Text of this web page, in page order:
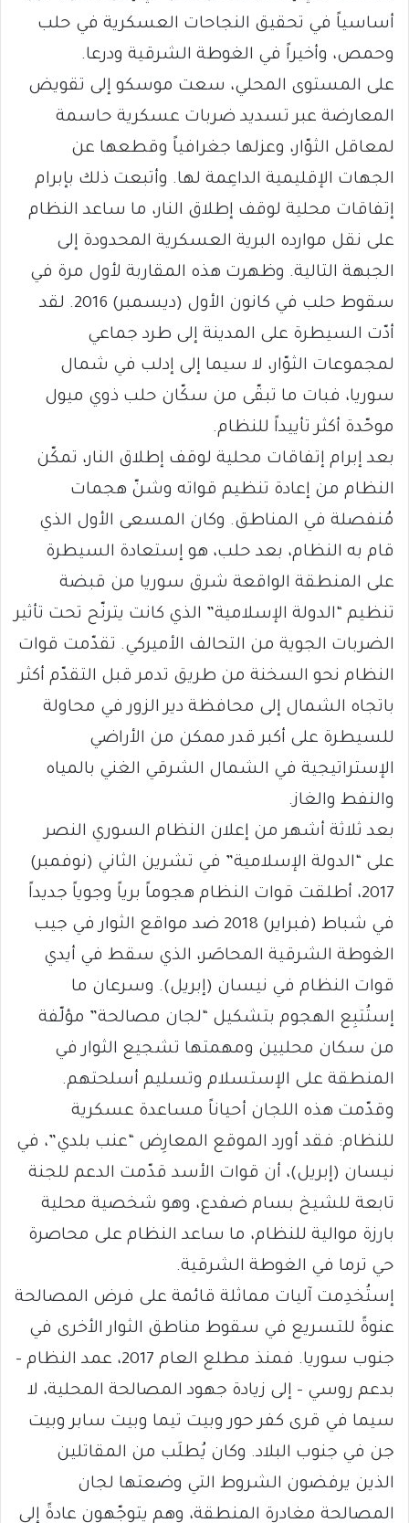
أساسياً في تحقيق النجاحات العسكرية في حلب
وحمص، وأخيراً في الغوطة الشرقية ودرعا.
على المستوى المحلي، سعت موسكو إلى تقويض
المعارضة عبر تسديد ضربات عسكرية حاسمة
لمعاقل الثوّار، وعزلها جغرافياً وقطعها عن
الجهات الإقليمية الداعِمة لها. وأتبعت ذلك بإبرام
إتفاقات محلية لوقف إطلاق النار، ما ساعد النظام
على نقل موارده البرية العسكرية المحدودة إلى
الجبهة التالية. وظهرت هذه المقاربة لأول مرة في
سقوط حلب في كانون الأول (ديسمبر) 2016. لقد
أدّت السيطرة على المدينة إلى طرد جماعي
لمجموعات الثوّار، لا سيما إلى إدلب في شمال
سوريا، فبات ما تبقّى من سكّان حلب ذوي ميول
موحّدة أكثر تأييداً للنظام.
بعد إبرام إتفاقات محلية لوقف إطلاق النار، تمكّن
النظام من إعادة تنظيم قواته وشنّ هجمات
مُنفصلة في المناطق. وكان المسعى الأول الذي
قام به النظام، بعد حلب، هو إستعادة السيطرة
على المنطقة الواقعة شرق سوريا من قبضة
تنظيم “الدولة الإسلامية” الذي كانت يترنّح تحت تأثير
الضربات الجوية من التحالف الأميركي. تقدّمت قوات
النظام نحو السخنة من طريق تدمر قبل التقدّم أكثر
باتجاه الشمال إلى محافظة دير الزور في محاولة
للسيطرة على أكبر قدر ممكن من الأراضي
الإستراتيجية في الشمال الشرقي الغني بالمياه
والنفط والغاز.
بعد ثلاثة أشهر من إعلان النظام السوري النصر
على “الدولة الإسلامية” في تشرين الثاني (نوفمبر)
2017، أطلقت قوات النظام هجوماً برياً وجوياً جديداً
في شباط (فبراير) 2018 ضد مواقع الثوار في جيب
الغوطة الشرقية المحاصَر، الذي سقط في أيدي
قوات النظام في نيسان (إبريل). وسرعان ما
إستُتبِع الهجوم بتشكيل “لجان مصالحة” مؤلّفة
من سكان محليين ومهمتها تشجيع الثوار في
المنطقة على الإستسلام وتسليم أسلحتهم.
وقدّمت هذه اللجان أحياناً مساعدة عسكرية
للنظام: فقد أورد الموقع المعارِض “عنب بلدي”، في
نيسان (إبريل)، أن قوات الأسد قدّمت الدعم للجنة
تابعة للشيخ بسام ضفدع، وهو شخصية محلية
بارزة موالية للنظام، ما ساعد النظام على محاصرة
حي ترما في الغوطة الشرقية.
إستُخدِمت آليات مماثلة قائمة على فرض المصالحة
عنوةً للتسريع في سقوط مناطق الثوار الأخرى في
جنوب سوريا. فمنذ مطلع العام 2017، عمد النظام –
بدعم روسي – إلى زيادة جهود المصالحة المحلية، لا
سيما في قرى كفر حور وبيت تيما وبيت سابر وبيت
جن في جنوب البلاد. وكان يُطلَب من المقاتلين
الذين يرفضون الشروط التي وضعتها لجان
المصالحة مغادرة المنطقة، وهم يتوجّهون عادةً إلى